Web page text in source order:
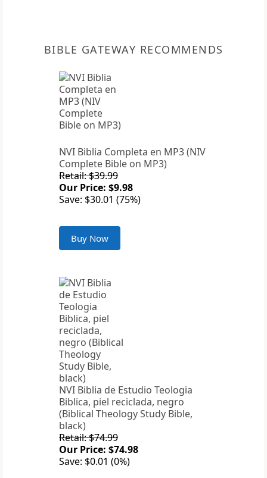
BIBLE GATEWAY RECOMMENDS
NVI Biblia Completa en MP3 (NIV
Complete Bible on MP3)
Retail: $39.99
Our Price: $9.98
Save: $30.01 (75%)
Buy Now
NVI Biblia de Estudio Teologia
Biblica, piel reciclada, negro
(Biblical Theology Study Bible,
black)
Retail: $74.99
Our Price: $74.98
Save: $0.01 (0%)